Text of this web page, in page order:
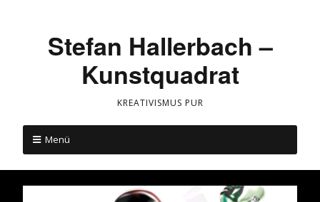
Stefan Hallerbach –
Kunstquadrat
KREATIVISMUS PUR
Menü